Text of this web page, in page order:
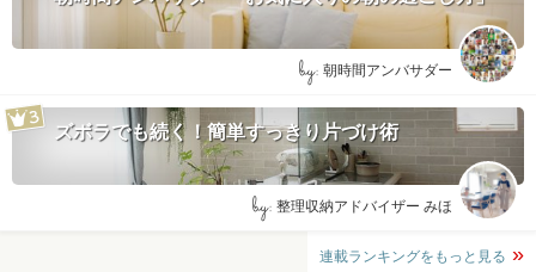
by: 朝時間アンバサダー
ズボラでも続く！簡単すっきり片づけ術
by: 整理収納アドバイザー みほ
連載ランキングをもっと見る